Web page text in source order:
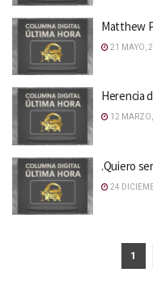
Matthew
21 MAYO,
Herencia
12
.Quiero
24
1